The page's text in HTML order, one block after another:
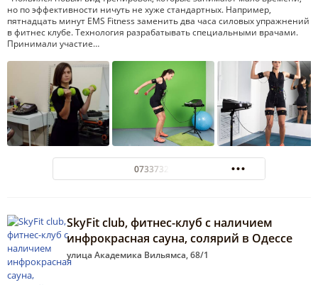
но по эффективности ничуть не хуже стандартных. Например,
пятнадцать минут EMS Fitness заменить два часа силовых упражнений
в фитнес клубе. Технология разрабатывать специальными врачами.
Принимали участие…
0733732731
SkyFit club, фитнес-клуб с наличием
инфрокрасная сауна, солярий в Одессе
улица Академика Вильямса, 68/1